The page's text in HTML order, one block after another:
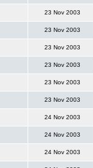
23 Nov 2003
23 Nov 2003
23 Nov 2003
23 Nov 2003
23 Nov 2003
23 Nov 2003
24 Nov 2003
24 Nov 2003
24 Nov 2003